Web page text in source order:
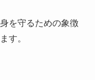
を守るための象徴
す。